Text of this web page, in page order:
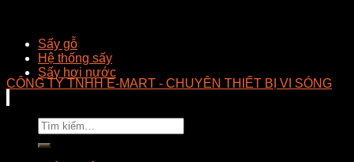
Sấy gỗ
Hệ thống sấy
Sấy hơi nước
CÔNG TY TNHH E-MART - CHUYÊN THIẾT BỊ VI SÓNG
Tìm
kiếm: